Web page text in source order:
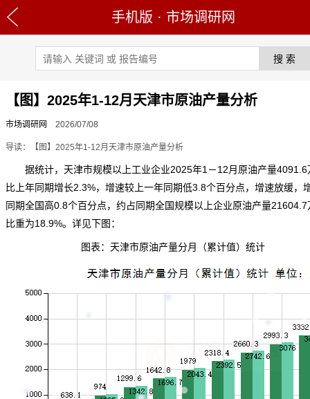
手机版 · 市场调研网
【图】2025年1-12月天津市原油产量分析
市场调研网 2026/07/08
导读：【图】2025年1-12月天津市原油产量分析
据统计，天津市规模以上工业企业2025年1－12月原油产量4091.6
比上年同期增长2.3%，增速较上一年同期低3.8个百分点，增速放缓，
同期全国高0.8个百分点，约占同期全国规模以上企业原油产量21604.7
比重为18.9%。详见下图：
图表：天津市原油产量分月（累计值）统计